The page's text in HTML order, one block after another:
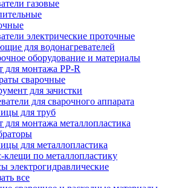
газовые
электрические проточные
для водонагревателей
оборудование и материалы
для монтажа PP-R
сварочные
для зачистки
для сварочного аппарата
для труб
для монтажа металлопластика
для металлопластика
клещи по металлопластику
электрогидравлические
все